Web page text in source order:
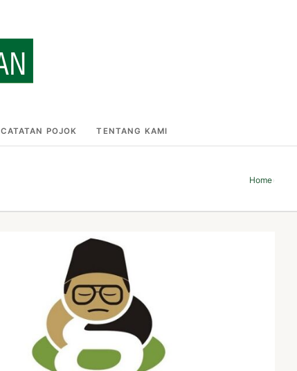
CATATAN POJOK TENTANG KAMI
Home›